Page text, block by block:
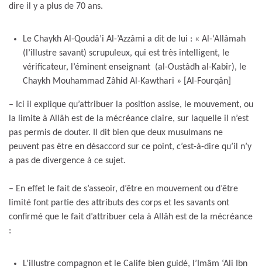
dire il y a plus de 70 ans.
Le Chaykh Al-Qoudâ’i Al-’Azzâmi a dit de lui : « Al-‘Allâmah
(l’illustre savant) scrupuleux, qui est très intelligent, le
vérificateur, l’éminent enseignant (al-Oustâdh al-Kabîr), le
Chaykh Mouhammad Zâhid Al-Kawthari » [Al-Fourqân]
– Ici il explique qu’attribuer la position assise, le mouvement, ou
la limite à Allâh est de la mécréance claire, sur laquelle il n’est
pas permis de douter. Il dit bien que deux musulmans ne
peuvent pas être en désaccord sur ce point, c’est-à-dire qu’il n’y
a pas de divergence à ce sujet.
– En effet le fait de s’asseoir, d’être en mouvement ou d’être
limité font partie des attributs des corps et les savants ont
confirmé que le fait d’attribuer cela à Allâh est de la mécréance
:
L’illustre compagnon et le Calife bien guidé, l’Imâm ‘Ali Ibn